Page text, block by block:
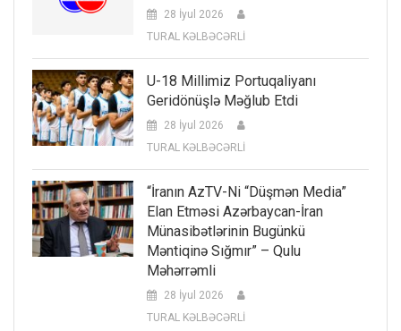
28 İyul 2026
TURAL KƏLBƏCƏRLİ
U-18 Millimiz Portuqaliyanı
Geridönüşlə Məğlub Etdi
28 İyul 2026
TURAL KƏLBƏCƏRLİ
“İranın AzTV-Ni “düşmən Media”
Elan Etməsi Azərbaycan-İran
Münasibətlərinin Bugünkü
Məntiqinə Sığmır” – Qulu
Məhərrəmli
28 İyul 2026
TURAL KƏLBƏCƏRLİ